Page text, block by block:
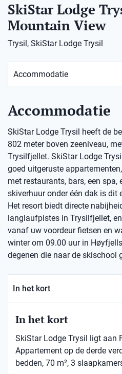
SkiStar Lodge
Mountain View
Trysil, SkiStar Lodge Trysil
Accommodatie
SkiStar Lodge Trysil heeft de
802 meter boven zeeniveau,
Trysilfjellet. SkiStar Lodge
goed uitgeruste
met restaurants, bars, een spa,
skiverhuur onder één dak is dit
Het resort biedt directe
langlaufpistes in Trysilfjellet,
vanaf uw voordeur fietsen en
winter om 09.00 uur in
degenen die naar de skischool
In het kort
In het kort
SkiStar Lodge Trysil ligt aan
Appartement op de derde
bedden, 70 m², 3